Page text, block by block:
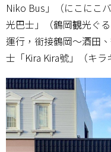
Niko Bus」（にこにこ
光巴士」（鶴岡観光ぐ
運行，銜接鶴岡～酒田
士「Kira Kira號」（キラ